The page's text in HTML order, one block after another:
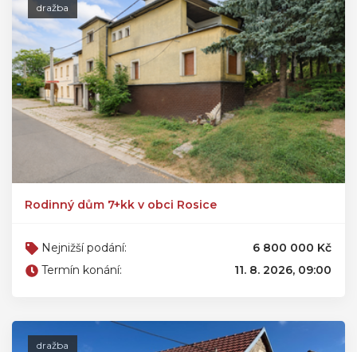
dražba
Rodinný dům 7+kk v obci Rosice
Nejnižší podání:
6 800 000 Kč
Termín konání:
11. 8. 2026, 09:00
dražba